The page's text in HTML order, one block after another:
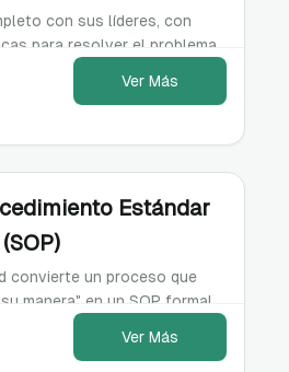
con sus líderes, con
para resolver el problema
tiene atascados.
Ver Más
Estándar
convierte un proceso que
manera" en un SOP formal,
y replicable.
Ver Más